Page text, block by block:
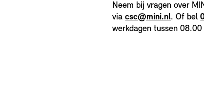
Neem bij vragen over
viacsc@mini.nl. Of bel
werkdagen tussen